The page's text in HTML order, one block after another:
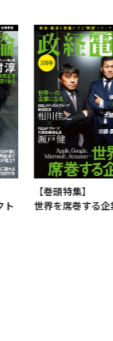
頭特集】
を席巻する企業